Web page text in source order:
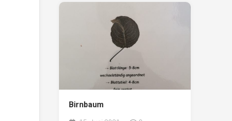
Birnbaum